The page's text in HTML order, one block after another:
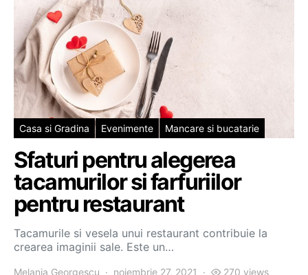
Casa si Gradina Evenimente Mancare si bucatarie
Sfaturi pentru alegerea
tacamurilor si farfuriilor
pentru restaurant
Tacamurile si vesela unui restaurant contribuie la
crearea imaginii sale. Este un…
Melania Georgescu noiembrie 27, 2021 270 views